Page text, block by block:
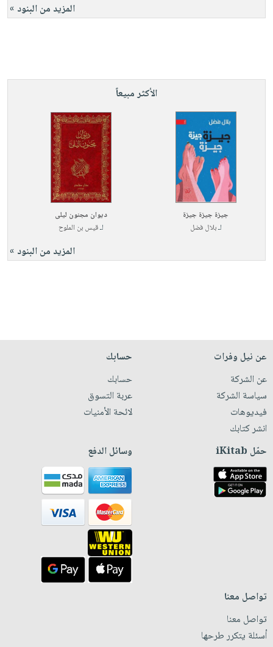
المزيد من البنود »
الأكثر مبيعاً
جيزة جيزة جيزة
لـبلال فضل
ديوان مجنون ليلى
لـقيس بن الملوح
المزيد من البنود »
عن نيل وفرات
عن الشركة
سياسة الشركة
فيديوهات
انشر كتابك
حسابك
حسابك
عربة التسوق
لائحة الأمنيات
حمّل iKitab وسائل الدفع
تواصل معنا
تواصل معنا
أسئلة يتكرر طرحها